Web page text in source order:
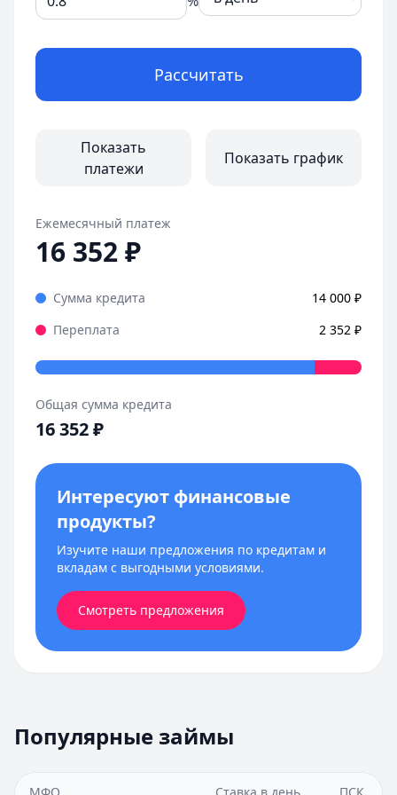
Рассчитать
Показать
платежи
Показать график
Ежемесячный платеж
16 352₽
Сумма кредита 14 000 ₽
Переплата
2 352 ₽
Общая сумма кредита
16 352₽
Интересуют финансовые
продукты?
Изучите наши предложения по кредитам и
вкладам с выгодными условиями.
Смотреть предложения
Популярные займы